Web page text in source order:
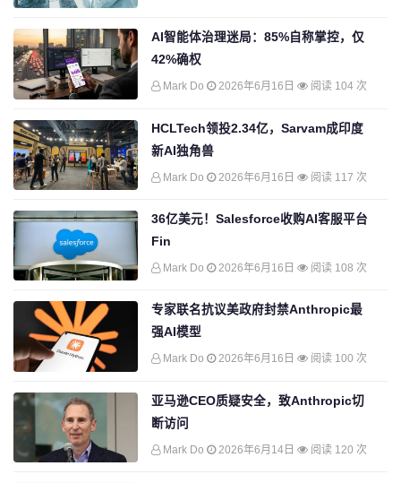
AI智能体治理迷局：85%自称掌控，仅
42%确权
Mark Do 2026年6月16日 阅读 104 次
HCLTech领投2.34亿，Sarvam成印度
新AI独角兽
Mark Do 2026年6月16日 阅读 117 次
36亿美元！Salesforce收购AI客服平台
Fin
Mark Do 2026年6月16日 阅读 108 次
专家联名抗议美政府封禁Anthropic最
强AI模型
Mark Do 2026年6月16日 阅读 100 次
亚马逊CEO质疑安全，致Anthropic切
断访问
Mark Do 2026年6月14日 阅读 120 次